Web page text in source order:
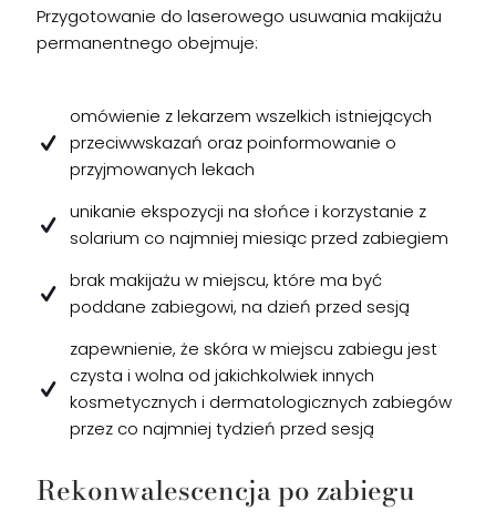
Przygotowanie do laserowego usuwania makijażu
permanentnego obejmuje:
omówienie z lekarzem wszelkich istniejących
przeciwwskazań oraz poinformowanie o
przyjmowanych lekach
unikanie ekspozycji na słońce i korzystanie z
solarium co najmniej miesiąc przed zabiegiem
brak makijażu w miejscu, które ma być
poddane zabiegowi, na dzień przed sesją
zapewnienie, że skóra w miejscu zabiegu jest
czysta i wolna od jakichkolwiek innych
kosmetycznych i dermatologicznych zabiegów
przez co najmniej tydzień przed sesją
Rekonwalescencja po zabiegu